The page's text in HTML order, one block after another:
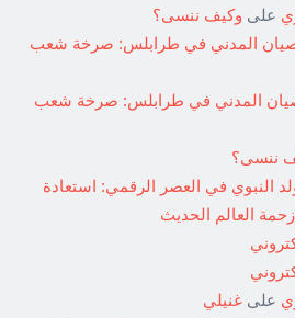
على وكيف ننسى؟
المدني في طرابلس: صرخة شعب
المدني في طرابلس: صرخة شعب
ننسى؟
النبوي في العصر الرقمي: استعادة
العالم الحديث
على غنيلي